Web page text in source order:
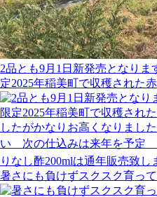
2品とも9月1日新発売となりま
定2025年稲美町で収穫された
暑さにも負けずスクスク育って